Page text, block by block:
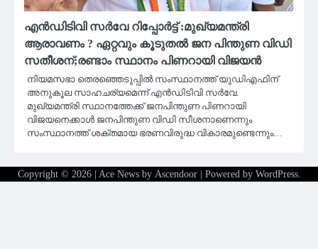
എന്‍ഡിടിവി സർവേ റിപ്പോർട്ട് :മുഖ്യമന്ത്രി
ആരാവണം ? ഏറ്റവും കൂടുതല്‍ ജന പിന്തുണ വിഡി
സതീശന്;രണ്ടാം സ്ഥാനം പിണറായി വിജയൻ
നിയമസഭാ തെരഞ്ഞെടുപ്പില്‍ സംസ്ഥാനത്ത് യുഡിഎഫിന്
അനുകൂല സാഹചര്യമെന്ന് എന്‍ഡിടിവി സര്‍വേ.
മുഖ്യമന്ത്രി സ്ഥാനത്തേക്ക് ജനപിന്തുണ പിണറായി
വിജയനെക്കാള്‍ ജനപിന്തുണ വിഡി സീശനാണെന്നും
സംസ്ഥാനത്ത് ശക്തമായ ഭരണവിരുദ്ധ വികാരമുണ്ടെന്നും…
Copyright © 2026 | Ace News by Ascendoor| Powered by WordPress.